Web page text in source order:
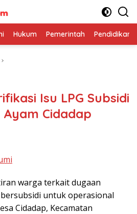
Hukum Pemerintah Pendidikan
Isu LPG Subsidi
Cidadap
warga terkait dugaan
bersubsidi untuk operasional
Cidadap, Kecamatan